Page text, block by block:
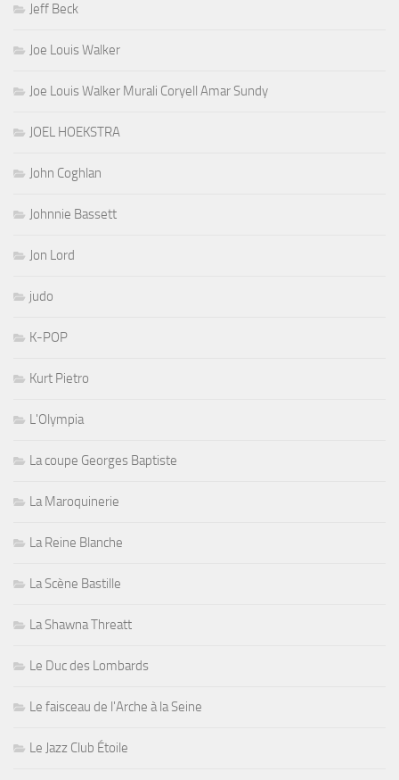
Jeff Beck
Joe Louis Walker
Joe Louis Walker Murali Coryell Amar Sundy
JOEL HOEKSTRA
John Coghlan
Johnnie Bassett
Jon Lord
judo
K-POP
Kurt Pietro
L'Olympia
La coupe Georges Baptiste
La Maroquinerie
La Reine Blanche
La Scène Bastille
La Shawna Threatt
Le Duc des Lombards
Le faisceau de l'Arche à la Seine
Le Jazz Club Étoile